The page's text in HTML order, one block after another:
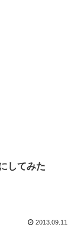
してみた
2013.09.11